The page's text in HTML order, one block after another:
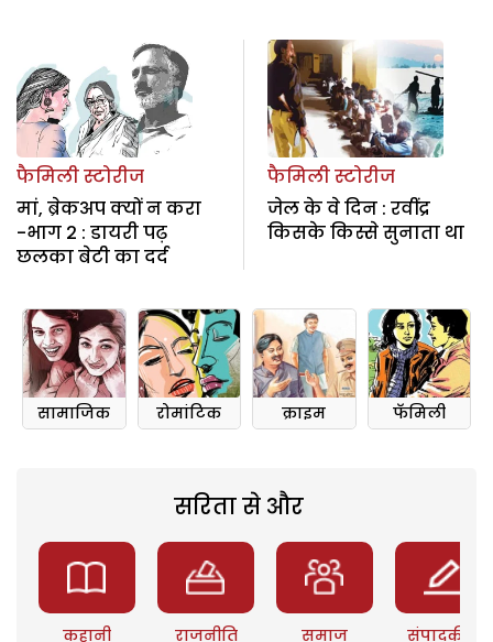
फैमिली स्टोरीज
मां, ब्रेकअप क्यों न करा
-भाग 2 : डायरी पढ़
छलका बेटी का दर्द
फैमिली स्टोरीज
जेल के वे दिन : रवींद्र
किसके किस्से सुनाता था
सामाजिक रोमांटिक क्राइम फॅमिली
सरिता से और
कहानी राजनीति समाज संपादकीय